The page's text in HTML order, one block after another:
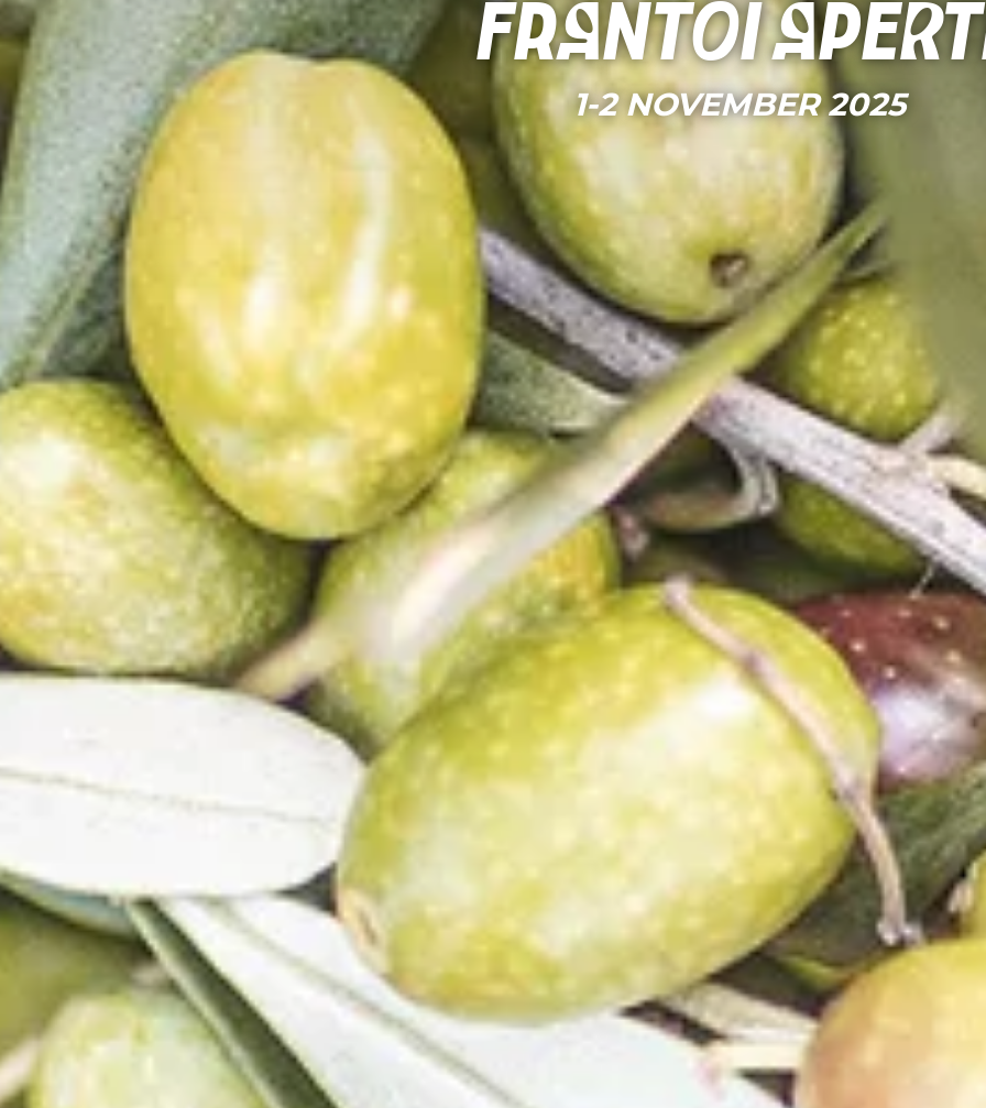
Frantoi
1-2 NOVEMBER 2025